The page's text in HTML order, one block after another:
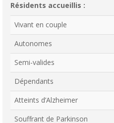
Résidents accueillis :
Vivant en couple
Autonomes
Semi-valides
Dépendants
Atteints d’Alzheimer
Souffrant de Parkinson